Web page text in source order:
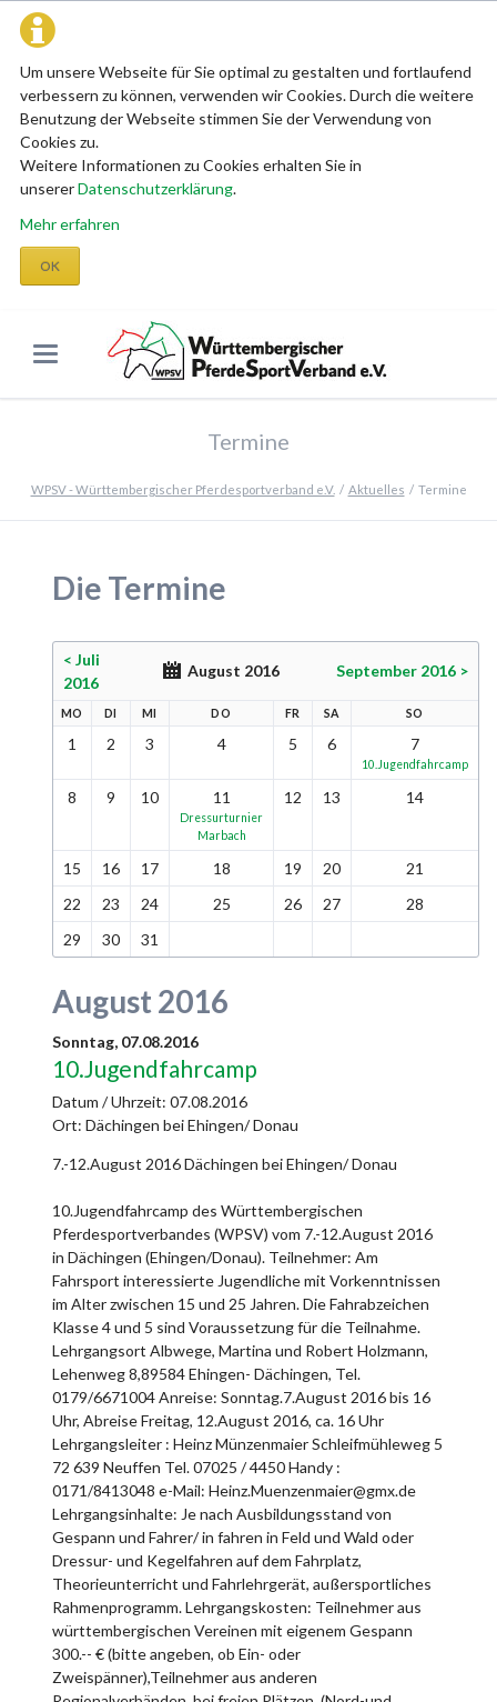
Um unsere Webseite für Sie optimal zu gestalten und fortlaufend
verbessern zu können, verwenden wir Cookies. Durch die weitere
Benutzung der Webseite stimmen Sie der Verwendung von
Cookies zu.
Weitere Informationen zu Cookies erhalten Sie in
unsererDatenschutzerklärung.
Mehr erfahren
OK
Termine
WPSV - Württembergischer Pferdesportverband e.V. Aktuelles Termine
Die Termine
< Juli
2016
August 2016 September 2016 >
MO DI MI DO FR SA SO
1 2 3 4 5 6 7
10.Jugendfahrcamp
8 9 10 11
Dressurturnier
Marbach
12 13 14
15 16 17 18 19 20
21
22
23 24 25 26 27
28
29
30 31
August 2016
Sonntag, 07.08.2016
10.Jugendfahrcamp
Datum / Uhrzeit: 07.08.2016
Ort: Dächingen bei Ehingen/ Donau
7.-12.August 2016 Dächingen bei Ehingen/ Donau
10.Jugendfahrcamp des Württembergischen
Pferdesportverbandes (WPSV) vom 7.-12.August 2016
in Dächingen (Ehingen/Donau). Teilnehmer: Am
Fahrsport interessierte Jugendliche mit Vorkenntnissen
im Alter zwischen 15 und 25 Jahren. Die Fahrabzeichen
Klasse 4 und 5 sind Voraussetzung für die Teilnahme.
Lehrgangsort Albwege, Martina und Robert Holzmann,
Lehenweg 8,89584 Ehingen- Dächingen, Tel.
0179/6671004 Anreise: Sonntag.7.August 2016 bis 16
Uhr, Abreise Freitag, 12.August 2016, ca. 16 Uhr
Lehrgangsleiter : Heinz Münzenmaier Schleifmühleweg 5
72 639 Neuffen Tel. 07025 / 4450 Handy :
0171/8413048 e-Mail: Heinz.Muenzenmaier@gmx.de
Lehrgangsinhalte: Je nach Ausbildungsstand von
Gespann und Fahrer/ in fahren in Feld und Wald oder
Dressur- und Kegelfahren auf dem Fahrplatz,
Theorieunterricht und Fahrlehrgerät, außersportliches
Rahmenprogramm. Lehrgangskosten: Teilnehmer aus
württembergischen Vereinen mit eigenem Gespann
300.-- € (bitte angeben, ob Ein- oder
Zweispänner),Teilnehmer aus anderen